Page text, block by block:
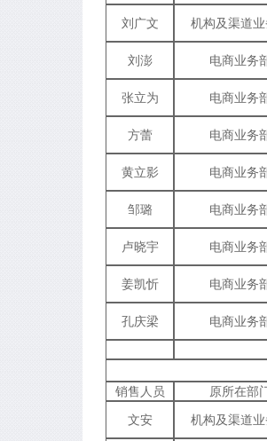
刘广文 机构及渠道
刘澎 电商业务
张立为 电商业务
方蕾 电商业务
黄立影 电商业务
邹璐 电商业务
卢晓宇 电商业务
姜凯忻 电商业务
孔庆梁 电商业务
销售人员
原所在部
文安
机构及渠道